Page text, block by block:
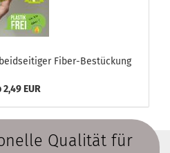
Fiber-Bestückung
2,49 EUR
Qualität für